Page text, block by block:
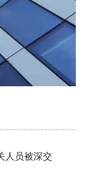
人员被深交